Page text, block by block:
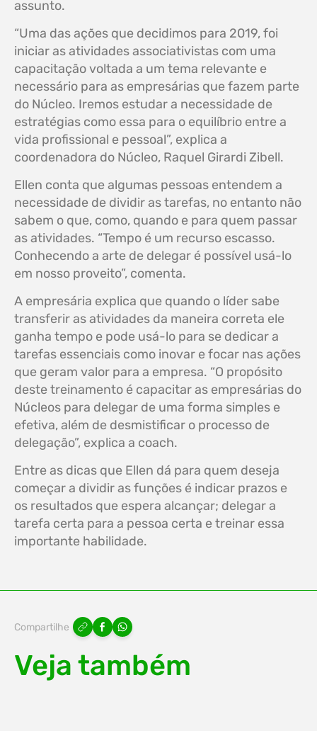
assunto.
“Uma das ações que decidimos para 2019, foi
iniciar as atividades associativistas com uma
capacitação voltada a um tema relevante e
necessário para as empresárias que fazem parte
do Núcleo. Iremos estudar a necessidade de
estratégias como essa para o equilíbrio entre a
vida profissional e pessoal”, explica a
coordenadora do Núcleo, Raquel Girardi Zibell.
Ellen conta que algumas pessoas entendem a
necessidade de dividir as tarefas, no entanto não
sabem o que, como, quando e para quem passar
as atividades. “Tempo é um recurso escasso.
Conhecendo a arte de delegar é possível usá-lo
em nosso proveito”, comenta.
A empresária explica que quando o líder sabe
transferir as atividades da maneira correta ele
ganha tempo e pode usá-lo para se dedicar a
tarefas essenciais como inovar e focar nas ações
que geram valor para a empresa. “O propósito
deste treinamento é capacitar as empresárias do
Núcleos para delegar de uma forma simples e
efetiva, além de desmistificar o processo de
delegação”, explica a coach.
Entre as dicas que Ellen dá para quem deseja
começar a dividir as funções é indicar prazos e
os resultados que espera alcançar; delegar a
tarefa certa para a pessoa certa e treinar essa
importante habilidade.
Compartilhe
Veja também